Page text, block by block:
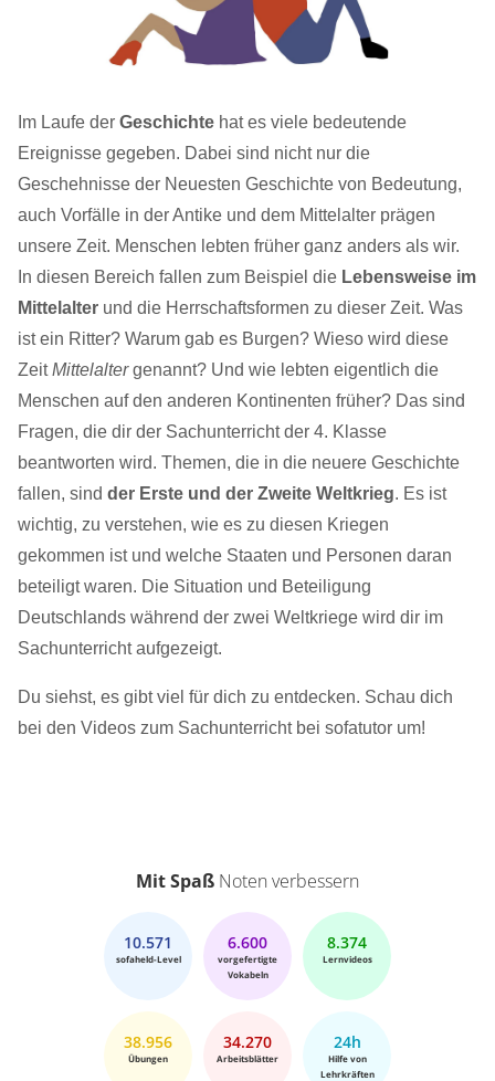
Im Laufe der Geschichte hat es viele bedeutende
Ereignisse gegeben. Dabei sind nicht nur die
Geschehnisse der Neuesten Geschichte von Bedeutung,
auch Vorfälle in der Antike und dem Mittelalter prägen
unsere Zeit. Menschen lebten früher ganz anders als wir.
In diesen Bereich fallen zum Beispiel die Lebensweise im
Mittelalter und die Herrschaftsformen zu dieser Zeit. Was
ist ein Ritter? Warum gab es Burgen? Wieso wird diese
ZeitMittelaltergenannt? Und wie lebten eigentlich die
Menschen auf den anderen Kontinenten früher? Das sind
Fragen, die dir der Sachunterricht der 4. Klasse
beantworten wird. Themen, die in die neuere Geschichte
fallen, sind der Erste und der Zweite Weltkrieg. Es ist
wichtig, zu verstehen, wie es zu diesen Kriegen
gekommen ist und welche Staaten und Personen daran
beteiligt waren. Die Situation und Beteiligung
Deutschlands während der zwei Weltkriege wird dir im
Sachunterricht aufgezeigt.
Du siehst, es gibt viel für dich zu entdecken. Schau dich
bei den Videos zum Sachunterricht bei sofatutor um!
Mit Spaß Noten verbessern
10.571
sofaheld-Level
6.600
vorgefertigte
Vokabeln
8.374
Lernvideos
38.956
Übungen
34.270
Arbeitsblätter
24h
Hilfe von
Lehrkräften